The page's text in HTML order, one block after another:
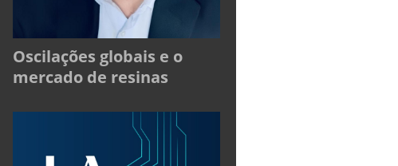
Oscilações globais e o
mercado de resinas